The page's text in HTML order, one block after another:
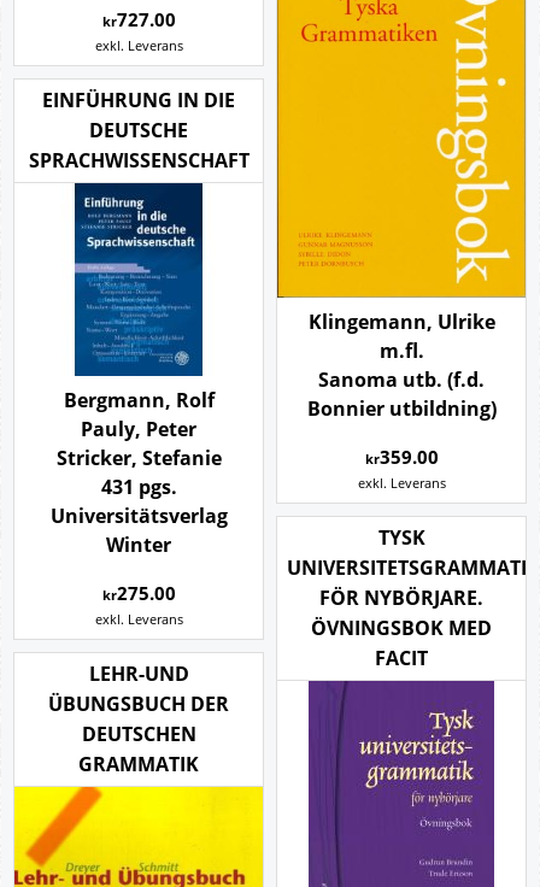
kr727.00
exkl. Leverans
Klingemann, Ulrike
m.fl.
Sanoma utb. (f.d.
Bonnier utbildning)
kr359.00
exkl. Leverans
EINFÜHRUNG IN DIE
DEUTSCHE
SPRACHWISSENSCHAFT
Bergmann, Rolf
Pauly, Peter
Stricker, Stefanie
431 pgs.
Universitätsverlag
Winter
kr275.00
exkl. Leverans
TYSK
UNIVERSITETSGRAMMATIK
FÖR NYBÖRJARE.
ÖVNINGSBOK MED
FACIT
LEHR-UND
ÜBUNGSBUCH DER
DEUTSCHEN
GRAMMATIK